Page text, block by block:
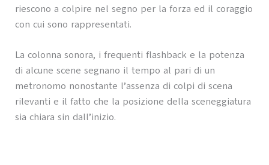
riescono a colpire nel segno per la forza ed il coraggio
con cui sono rappresentati.
La colonna sonora, i frequenti flashback e la potenza
di alcune scene segnano il tempo al pari di un
metronomo nonostante l’assenza di colpi di scena
rilevanti e il fatto che la posizione della sceneggiatura
sia chiara sin dall’inizio.